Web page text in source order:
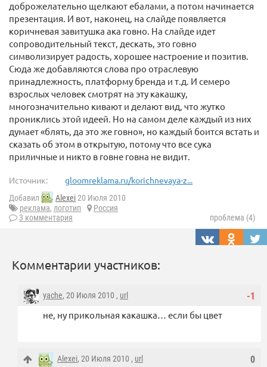
доброжелательно щелкают ебалами, а потом начинается
презентация. И вот, наконец, на слайде появляется
коричневая завитушка ака говно. На слайде идет
сопроводительный текст, дескать, это говно
символизирует радость, хорошее настроение и позитив.
Сюда же добавляются слова про отраслевую
принадлежность, платформу бренда и т.д. И семеро
взрослых человек смотрят на эту какашку,
многозначительно кивают и делают вид, что жутко
прониклись этой идеей. Но на самом деле каждый из них
думает «блять, да это же говно», но каждый боится встать и
сказать об этом в открытую, потому что все сука
приличные и никто в говне говна не видит.
Источник: gloomreklama.ru/korichnevaya-z...
Добавил Alexei20 Июля 2010
реклама, логотип
Россия
3 комментария
проблема (4)
Комментарии участников:
-1
yache, 20 Июля 2010 , url
не, ну прикольная какашка… если бы цвет
0
Alexei, 20 Июля 2010 , url